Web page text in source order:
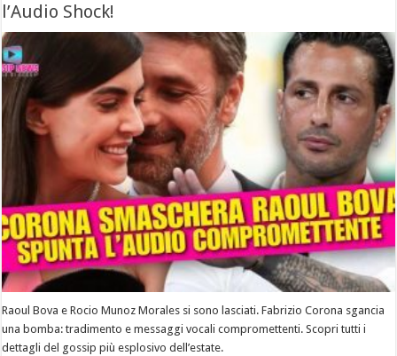
l’Audio Shock!
Raoul Bova e Rocio Munoz Morales si sono lasciati. Fabrizio Corona sgancia
una bomba: tradimento e messaggi vocali compromettenti. Scopri tutti i
dettagli del gossip più esplosivo dell’estate.